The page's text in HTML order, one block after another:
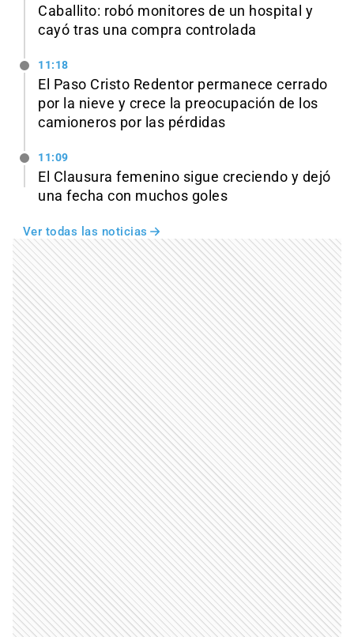
Caballito: robó monitores de un hospital y
cayó tras una compra controlada
11:18
El Paso Cristo Redentor permanece cerrado
por la nieve y crece la preocupación de los
camioneros por las pérdidas
11:09
El Clausura femenino sigue creciendo y dejó
una fecha con muchos goles
Ver todas las noticias